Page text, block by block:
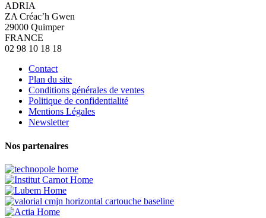
ADRIA
ZA Créac’h Gwen
29000 Quimper
FRANCE
02 98 10 18 18
Contact
Plan du site
Conditions générales de ventes
Politique de confidentialité
Mentions Légales
Newsletter
Nos partenaires